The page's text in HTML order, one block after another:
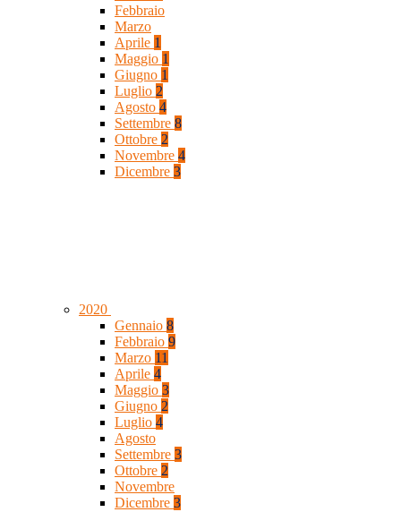
Febbraio
Marzo
Aprile 1
Maggio 1
Giugno 1
Luglio 2
Agosto 4
Settembre 8
Ottobre 2
Novembre 4
Dicembre 3
2020
Gennaio 8
Febbraio 9
Marzo 11
Aprile 4
Maggio 3
Giugno 2
Luglio 4
Agosto
Settembre 3
Ottobre 2
Novembre
Dicembre 3